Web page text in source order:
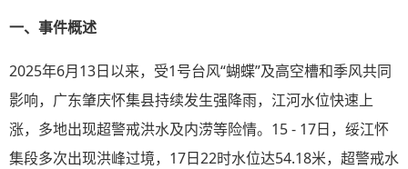
一、 事件概述
2025年6月13日以来，受1号台风“蝴蝶”及高空槽和季风共同
影响，广东肇庆怀集县持续发生强降雨，江河水位快速上
涨，多地出现超警戒洪水及内涝等险情。15 - 17日，绥江怀
集段多次出现洪峰过境，17日22时水位达54.18米，超警戒水